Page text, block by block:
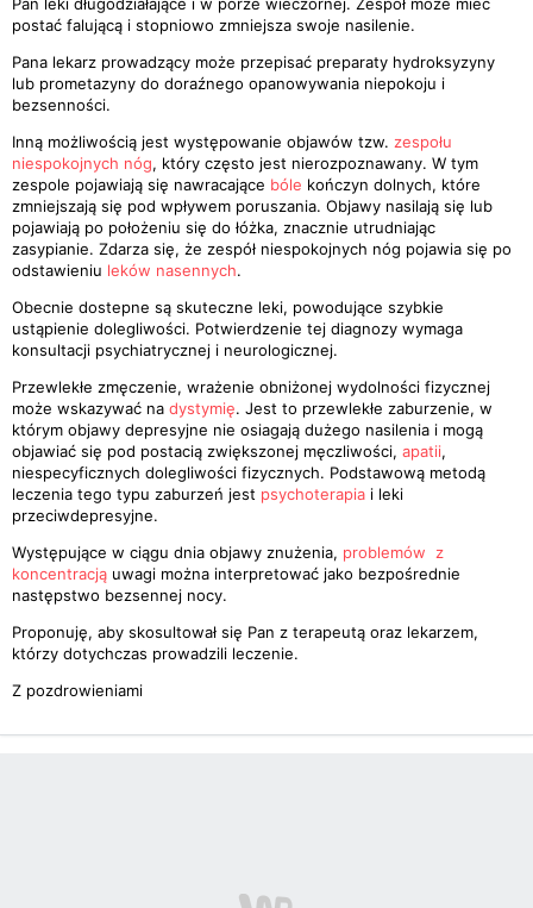
postać falującą i stopniowo zmniejsza swoje nasilenie.
Pana lekarz prowadzący może przepisać preparaty hydroksyzyny
lub prometazyny do doraźnego opanowywania niepokoju i
bezsenności.
Inną możliwością jest występowanie objawów tzw. zespołu
niespokojnych nóg, który często jest nierozpoznawany. W tym
zespole pojawiają się nawracające bóle kończyn dolnych, które
zmniejszają się pod wpływem poruszania. Objawy nasilają się lub
pojawiają po położeniu się do łóżka, znacznie utrudniając
zasypianie. Zdarza się, że zespół niespokojnych nóg pojawia się po
odstawieniu leków nasennych.
Obecnie dostepne są skuteczne leki, powodujące szybkie
ustąpienie dolegliwości. Potwierdzenie tej diagnozy wymaga
konsultacji psychiatrycznej i neurologicznej.
Przewlekłe zmęczenie, wrażenie obniżonej wydolności fizycznej
może wskazywać na dystymię. Jest to przewlekłe zaburzenie, w
którym objawy depresyjne nie osiagają dużego nasilenia i mogą
objawiać się pod postacią zwiększonej męczliwości, apatii,
niespecyficznych dolegliwości fizycznych. Podstawową metodą
leczenia tego typu zaburzeń jest psychoterapia i leki
przeciwdepresyjne.
Występujące w ciągu dnia objawy znużenia, problemów z
koncentracją uwagi można interpretować jako bezpośrednie
następstwo bezsennej nocy.
Proponuję, aby skosultował się Pan z terapeutą oraz lekarzem,
którzy dotychczas prowadzili leczenie.
Z pozdrowieniami